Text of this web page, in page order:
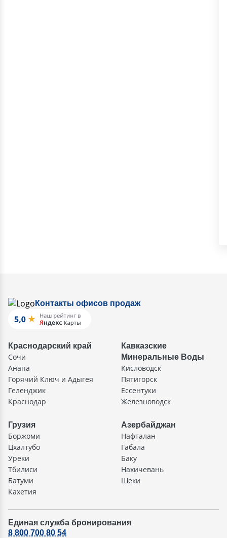
Контакты офисов продаж
Краснодарский край
Сочи
Анапа
Горячий Ключ и Адыгея
Геленджик
Краснодар
Кавказские
Минеральные Воды
Кисловодск
Пятигорск
Ессентуки
Железноводск
Грузия
Боржоми
Цхалтубо
Уреки
Тбилиси
Батуми
Кахетия
Азербайджан
Нафталан
Габала
Баку
Нахичевань
Шеки
Единая служба бронирования
8 800 700 80 54